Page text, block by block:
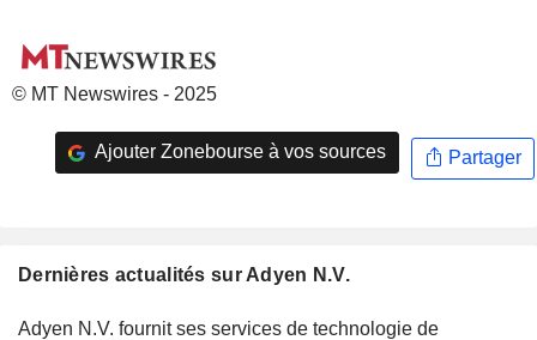
© MT Newswires - 2025
Ajouter Zonebourse à vos sources Partager
Dernières actualités sur Adyen N.V.
Adyen N.V. fournit ses services de technologie de